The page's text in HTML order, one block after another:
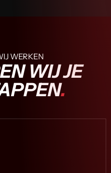
WERKEN
WIJ JE
.